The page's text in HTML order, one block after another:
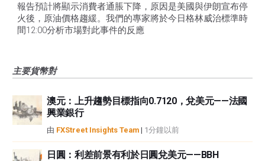
報告預計將顯示消費者通脹下降，原因是美國與伊朗宣布停
火後，原油價格趨緩。我們的專家將於今日格林威治標準時
間12:00分析市場對此事件的反應
主要貨幣對
澳元：上升趨勢目標指向0.7120，兌美元——法國
興業銀行
由 FXStreet Insights Team | 1分鐘以前
日圓：利差前景有利於日圓兌美元——BBH